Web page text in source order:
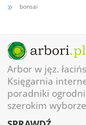
bonsai
Arbor w jęz.
Księgarnia
poradniki
szerokim